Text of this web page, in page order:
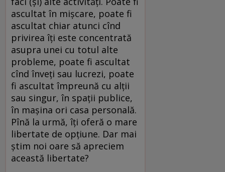
ascultat în mişcare, poate fi
ascultat chiar atunci cînd
privirea îţi este concentrată
asupra unei cu totul alte
probleme, poate fi ascultat
cînd înveţi sau lucrezi, poate
fi ascultat împreună cu alţii
sau singur, în spaţii publice,
în maşina ori casa personală.
Pînă la urmă, îţi oferă o mare
libertate de opţiune. Dar mai
ştim noi oare să apreciem
această libertate?